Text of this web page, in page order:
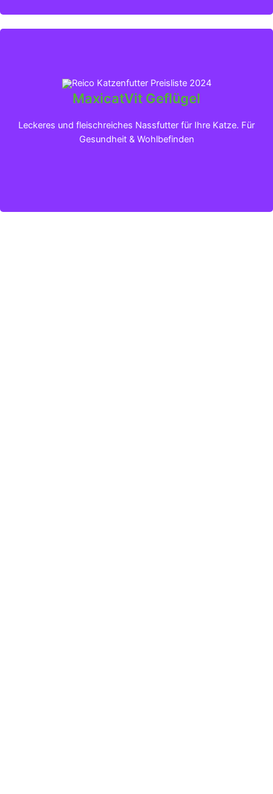
MaxicatVit Geflügel
Leckeres und fleischreiches Nassfutter für Ihre Katze. Für
Gesundheit & Wohlbefinden
Klicken für mehr Infos